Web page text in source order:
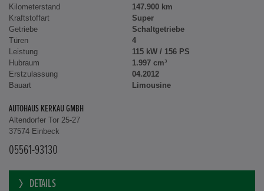
Kilometerstand
147.900 km
Kraftstoffart
Super
Getriebe
Schaltgetriebe
Türen
4
Leistung
115 kW / 156 PS
Hubraum
1.997 cm³
Erstzulassung
04.2012
Bauart
Limousine
AUTOHAUS KERKAU GMBH
Altendorfer Tor 25-27
37574 Einbeck
05561-93130
DETAILS